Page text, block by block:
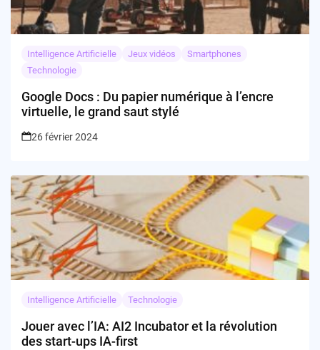
Intelligence Artificielle Jeux vidéos
Smartphones
Technologie
Google Docs : Du papier numérique à l’encre
virtuelle, le grand saut stylé
26 février 2024
Intelligence Artificielle Technologie
Jouer avec l’IA: AI2 Incubator et la révolution
des start-ups IA-first